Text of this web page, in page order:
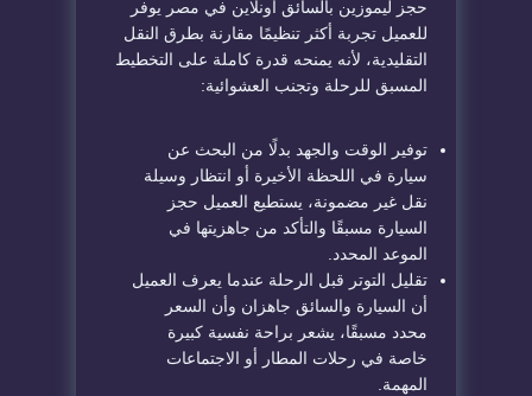
حجز ليموزين بالسائق أونلاين في مصر يوفر
للعميل تجربة أكثر تنظيمًا مقارنة بطرق النقل
التقليدية، لأنه يمنحه قدرة كاملة على التخطيط
المسبق للرحلة وتجنب العشوائية:
توفير الوقت والجهد بدلًا من البحث عن
سيارة في اللحظة الأخيرة أو انتظار وسيلة
نقل غير مضمونة، يستطيع العميل حجز
السيارة مسبقًا والتأكد من جاهزيتها في
الموعد المحدد.
تقليل التوتر قبل الرحلة عندما يعرف العميل
أن السيارة والسائق جاهزان وأن السعر
محدد مسبقًا، يشعر براحة نفسية كبيرة
خاصة في رحلات المطار أو الاجتماعات
المهمة.